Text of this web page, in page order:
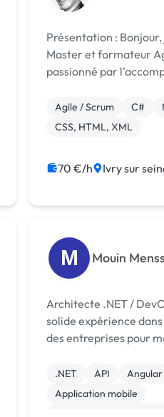
Présentation : Bonjour, je suis un Scrum
Master et formateur
passionné par
transition vers des
agiles et efficaces.
Agile / Scrum C#
CSS, HTML, XML
70 €/h Ivry sur
M Mouin
Architecte .NET /
solide expérience
des entreprises pour
et desktop.
.NET API
Angular
Application mobile